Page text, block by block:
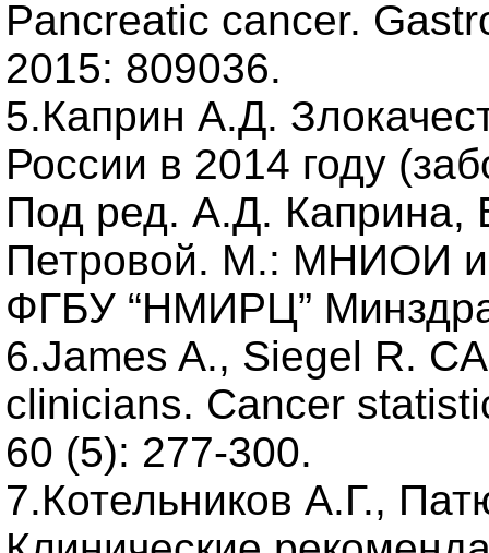
Pancreatic cancer.
2015: 809036.
5.Каприн А.Д.
России в 2014 году
Под ред. А.Д. Каприна,
Петровой. М.: МНИОИ
ФГБУ “НМИРЦ”
6.James A., Siegel R.
clinicians. Cancer
60 (5): 277-300.
7.Котельников А.Г.,